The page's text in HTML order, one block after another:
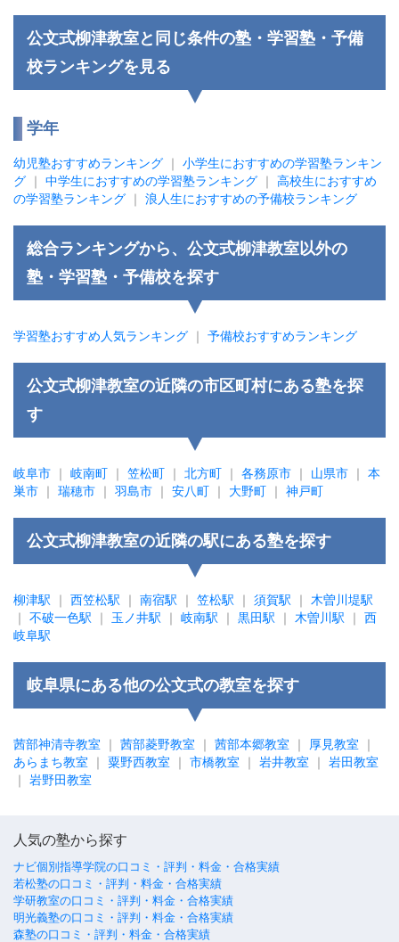
公文式柳津教室と同じ条件の塾・学習塾・予備
校ランキングを見る
学年
幼児塾おすすめランキング ｜ 小学生におすすめの学習塾ランキン
グ ｜ 中学生におすすめの学習塾ランキング ｜ 高校生におすすめ
の学習塾ランキング ｜ 浪人生におすすめの予備校ランキング
総合ランキングから、公文式柳津教室以外の
塾・学習塾・予備校を探す
学習塾おすすめ人気ランキング ｜ 予備校おすすめランキング
公文式柳津教室の近隣の市区町村にある塾を探
す
岐阜市 ｜ 岐南町 ｜ 笠松町 ｜ 北方町 ｜ 各務原市 ｜ 山県市 ｜ 本
巣市 ｜ 瑞穂市 ｜ 羽島市 ｜ 安八町 ｜ 大野町 ｜ 神戸町
公文式柳津教室の近隣の駅にある塾を探す
柳津駅 ｜ 西笠松駅 ｜ 南宿駅 ｜ 笠松駅 ｜ 須賀駅 ｜ 木曽川堤駅
｜ 不破一色駅 ｜ 玉ノ井駅 ｜ 岐南駅 ｜ 黒田駅 ｜ 木曽川駅 ｜ 西
岐阜駅
岐阜県にある他の公文式の教室を探す
茜部神清寺教室 ｜ 茜部菱野教室 ｜ 茜部本郷教室 ｜ 厚見教室 ｜
あらまち教室 ｜ 粟野西教室 ｜ 市橋教室 ｜ 岩井教室 ｜ 岩田教室
｜ 岩野田教室
人気の塾から探す
ナビ個別指導学院の口コミ・評判・料金・合格実績
若松塾の口コミ・評判・料金・合格実績
学研教室の口コミ・評判・料金・合格実績
明光義塾の口コミ・評判・料金・合格実績
森塾の口コミ・評判・料金・合格実績